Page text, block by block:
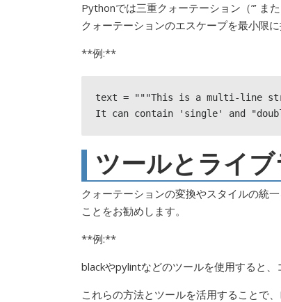
Pythonでは三重クォーテーション（”’ ま
クォーテーションのエスケープを最小限に
**例:**
text = """This is a multi-line
It can contain 'single' and
ツールとライブ
クォーテーションの変換やスタイルの統
ことをお勧めします。
**例:**
blackやpylintなどのツールを使用すると、
これらの方法とツールを活用することで